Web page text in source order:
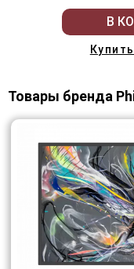
В
Товары бренда